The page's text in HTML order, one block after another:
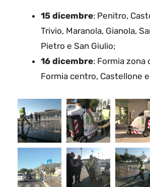
15 dicembre: Penitro,
Trivio, Maranola, Gianola,
Pietro e San Giulio;
16 dicembre: Formia zona
Formia centro, Castellone